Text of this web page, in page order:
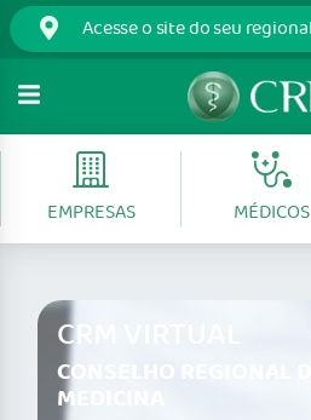
EMPRESAS MÉDICOS
CRM VIRTUAL
CONSELHO REGIONAL DE
MEDICINA